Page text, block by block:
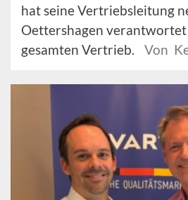
hat seine Vertriebsleitung
Oettershagen verantwortet
gesamten Vertrieb.
Von